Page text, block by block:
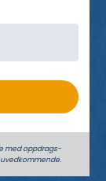
med oppdrags­